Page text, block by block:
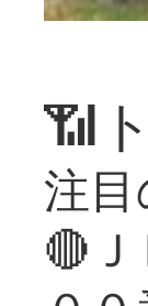
📶
注
🔴